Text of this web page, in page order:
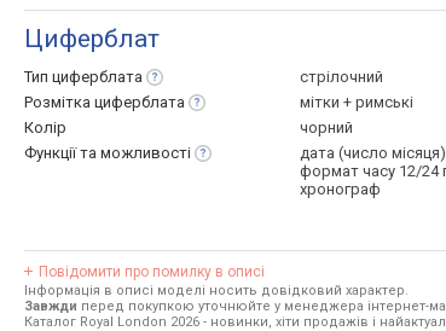
Циферблат
Тип циферблата
стрілочний
Розмітка циферблата
мітки + римські
Колір
чорний
Функції та можливості
дата (число місяця)
формат часу 12/24
хронограф
Повідомити про помилку в описі
Інформація в описі моделі носить довідковий характер.
Завжди перед покупкою уточнюйте у менеджера інтернет-
Каталог Royal London 2026 - новинки, хіти продажів і